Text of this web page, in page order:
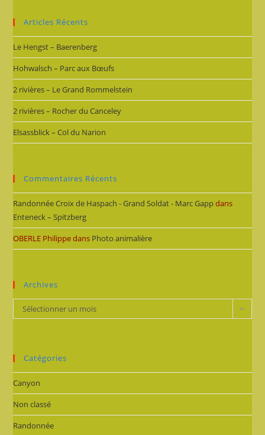
Articles Récents
Le Hengst – Baerenberg
Hohwalsch – Parc aux Bœufs
2 rivières – Le Grand Rommelstein
2 rivières – Rocher du Canceley
Elsassblick – Col du Narion
Commentaires Récents
Randonnée Croix de Haspach - Grand Soldat - Marc Gappdans
Enteneck – Spitzberg
OBERLE Philippedans Photo animalière
Archives
Archives
Sélectionner un mois
Catégories
Canyon
Non classé
Randonnée